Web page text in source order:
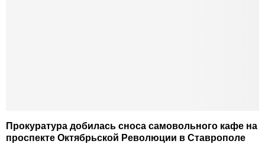
Прокуратура добилась сноса самовольного кафе на
проспекте Октябрьской Революции в Ставрополе